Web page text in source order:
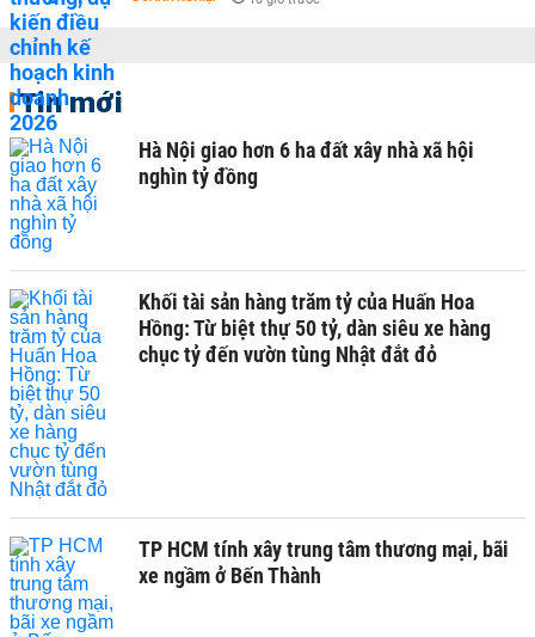
Tin mới
Hà Nội giao hơn 6 ha đất xây nhà xã hội
nghìn tỷ đồng
Khối tài sản hàng trăm tỷ của Huấn Hoa
Hồng: Từ biệt thự 50 tỷ, dàn siêu xe hàng
chục tỷ đến vườn tùng Nhật đắt đỏ
TP HCM tính xây trung tâm thương mại, bãi
xe ngầm ở Bến Thành